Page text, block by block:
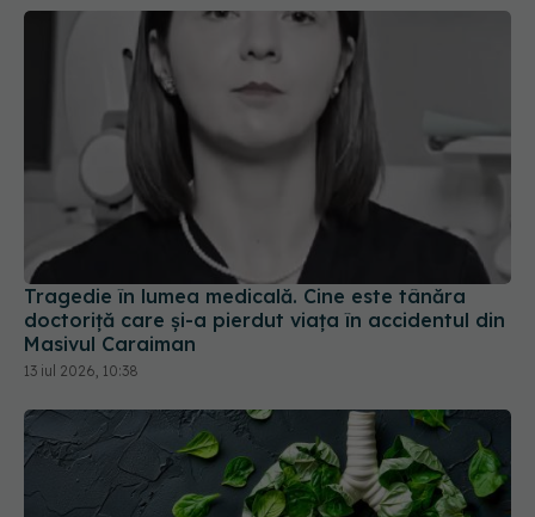
Tragedie în lumea medicală. Cine este tânăra
doctoriță care și-a pierdut viața în accidentul din
Masivul Caraiman
13 iul 2026, 10:38